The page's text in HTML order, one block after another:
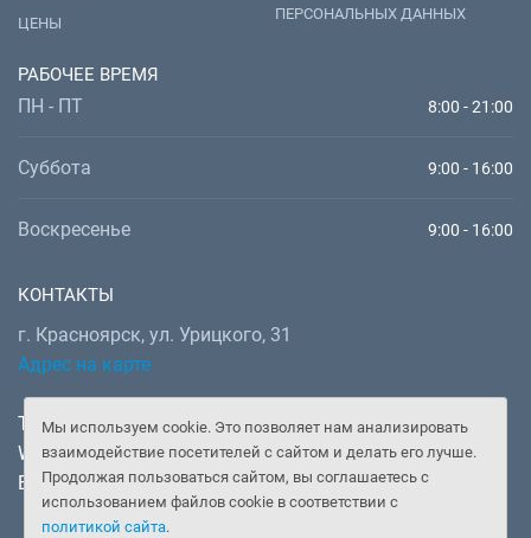
Мы используем cookie. Это позволяет нам анализировать
взаимодействие посетителей с сайтом и делать его лучше.
Продолжая пользоваться сайтом, вы соглашаетесь с
использованием файлов cookie в соответствии с
политикой сайта.
ЦЕНЫ
ПЕРСОНАЛЬНЫХ ДАННЫХ
РАБОЧЕЕ ВРЕМЯ
ПН - ПТ 8:00 - 21:00
Суббота 9:00 - 16:00
Воскресенье 9:00 - 16:00
КОНТАКТЫ
г. Красноярск, ул. Урицкого, 31
Адрес на карте
Телефон: +7 (391) 277-92-52
WhatsApp, Telegram:+7 (902) 982-02-14
Email: doctor@gooddoctor.ru